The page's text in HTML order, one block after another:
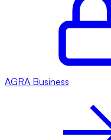
AGRA Business